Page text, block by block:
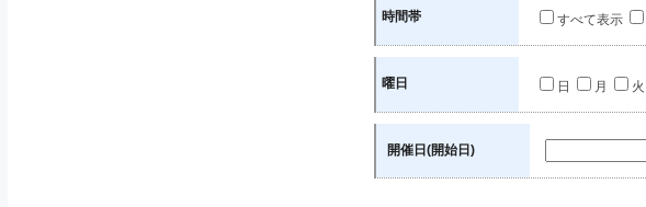
時間帯 すべて表示
曜日 日 月 火
開催日(開始日)